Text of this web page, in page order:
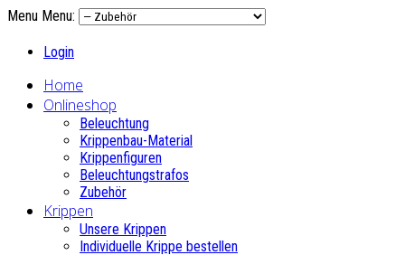
Menu Menu:
Login
Home
Onlineshop
Beleuchtung
Krippenbau-Material
Krippenfiguren
Beleuchtungstrafos
Zubehör
Krippen
Unsere Krippen
Individuelle Krippe bestellen